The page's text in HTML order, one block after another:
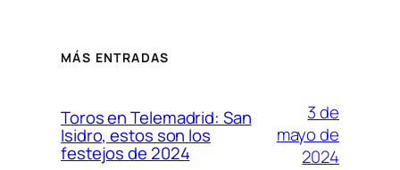
MÁS ENTRADAS
Toros en Telemadrid: San
Isidro, estos son los
festejos de 2024
3 de
mayo de
2024